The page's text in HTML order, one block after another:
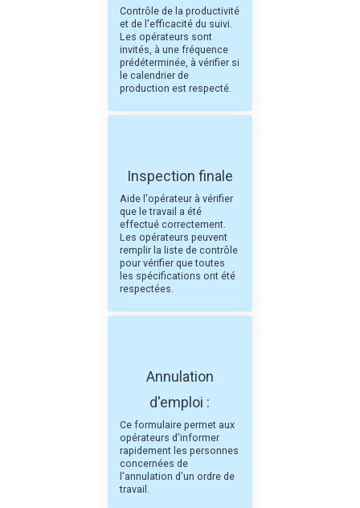
Contrôle de la productivité
et de l'efficacité du suivi.
Les opérateurs sont
invités, à une fréquence
prédéterminée, à vérifier si
le calendrier de
production est respecté.
Inspection finale
Aide l'opérateur à vérifier
que le travail a été
effectué correctement.
Les opérateurs peuvent
remplir la liste de contrôle
pour vérifier que toutes
les spécifications ont été
respectées.
Annulation
d'emploi :
Ce formulaire permet aux
opérateurs d'informer
rapidement les personnes
concernées de
l'annulation d'un ordre de
travail.